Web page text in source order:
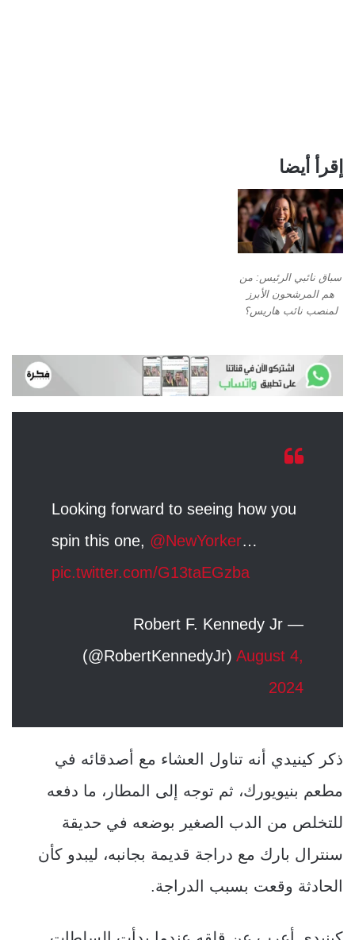
إقرأ أيضا
سباق نائبي الرئيس: من
هم المرشحون الأبرز
لمنصب نائب هاريس؟
Looking forward to seeing how you
spin this one, @NewYorker…
pic.twitter.com/G13taEGzba
— Robert F. Kennedy Jr
(@RobertKennedyJr) August 4,
2024
ذكر كينيدي أنه تناول العشاء مع أصدقائه في
مطعم بنيويورك، ثم توجه إلى المطار، ما دفعه
للتخلص من الدب الصغير بوضعه في حديقة
سنترال بارك مع دراجة قديمة بجانبه، ليبدو كأن
الحادثة وقعت بسبب الدراجة.